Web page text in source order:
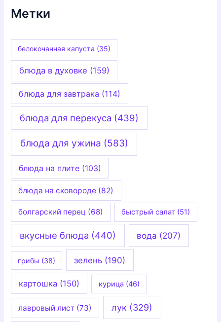
и
Метки
белокочанная капуста (35)
блюда в духовке (159)
блюда для завтрака (114)
блюда для перекуса (439)
блюда для ужина (583)
блюда на плите(103)
блюда на сковороде (82)
болгарский перец (68) быстрый салат (51)
вкусные блюда (440) вода (207)
грибы (38) зелень (190)
картошка (150) курица (46)
лавровый лист (73) лук (329)